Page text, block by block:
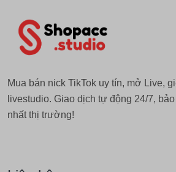
Mua bán nick TikTok uy tín, mở Live,
livestudio. Giao dịch tự động 24/7,
nhất thị trường!